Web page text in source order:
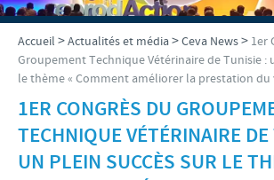
Ceva dans le monde
Ceva Santé Animale Tunisie
Production
Recherche et développement
Nos valeurs
Volailles
Ovins - Caprins
Bovins
Animaux de Compagnie
ACTUALITÉS ET MÉDIA
Ceva News
ACTUS
Nos vidéos
RESPONSABILITÉS
Importance de la responsabilité
Contributions
OFFRES D'EMPLOI
Accueil >Actualités et média>Ceva News> 1er
Groupement Technique Vétérinaire de Tunisie :
le thème « Comment améliorer la prestation du
1ER CONGRÈS DU
TECHNIQUE VÉTÉRINAIRE
UN PLEIN SUCCÈS SUR LE